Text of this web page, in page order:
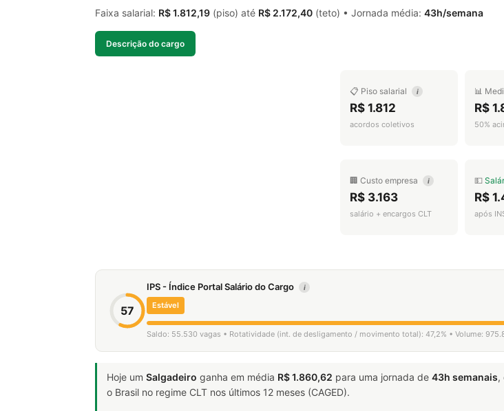
Faixa salarial: R$ 1.812,19 (piso) até R$ 2.172,40 (teto) • Jornada média: 43h/semana
Descrição do cargo
📋 Piso salarial i
R$ 1.812
acordos coletivos
📊
R$
50%
🏢 Custo empresa i
R$ 3.163
salário + encargos CLT
💵
R$
após
57
IPS - Índice Portal Salário do Cargo i
Estável
Saldo: 55.530 vagas • Rotatividade (int. de desligamento / movimento total): 47,2% • Volume:
Hoje um Salgadeiro ganha em média R$ 1.860,62 para uma jornada de 43h semanais,
o Brasil no regime CLT nos últimos 12 meses (CAGED).